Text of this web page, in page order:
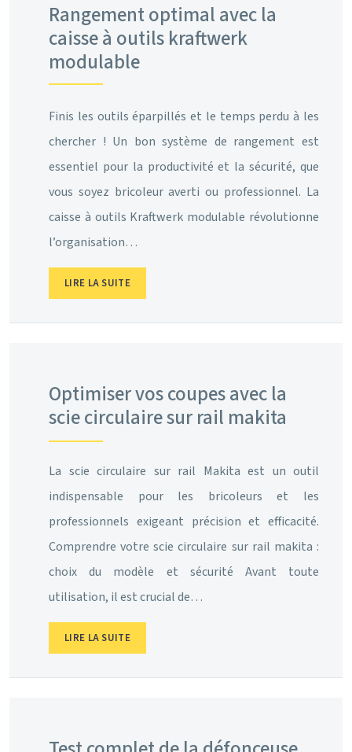
Rangement optimal avec la
caisse à outils kraftwerk
modulable
Finis les outils éparpillés et le temps perdu à les
chercher ! Un bon système de rangement est
essentiel pour la productivité et la sécurité, que
vous soyez bricoleur averti ou professionnel. La
caisse à outils Kraftwerk modulable révolutionne
l’organisation…
LIRE LA SUITE
Optimiser vos coupes avec la
scie circulaire sur rail makita
La scie circulaire sur rail Makita est un outil
indispensable pour les bricoleurs et les
professionnels exigeant précision et efficacité.
Comprendre votre scie circulaire sur rail makita :
choix du modèle et sécurité Avant toute
utilisation, il est crucial de…
LIRE LA SUITE